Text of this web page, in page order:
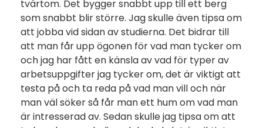
tvärtom. Det bygger snabbt upp till ett berg
som snabbt blir större. Jag skulle även tipsa om
att jobba vid sidan av studierna. Det bidrar till
att man får upp ögonen för vad man tycker om
och jag har fått en känsla av vad för typer av
arbetsuppgifter jag tycker om, det är viktigt att
testa på och ta reda på vad man vill och när
man väl söker så får man ett hum om vad man
är intresserad av. Sedan skulle jag tipsa om att